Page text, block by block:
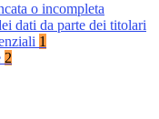
o incompleta
dati da parte dei titolari
1
2